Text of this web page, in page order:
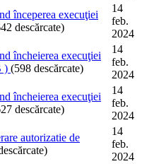
începerea execuţiei
descărcate)
14
feb.
2024
încheierea execuţiei
) (598 descărcate)
14
feb.
2024
încheierea execuţiei
descărcate)
14
feb.
2024
autorizatie de
14
feb.
2024